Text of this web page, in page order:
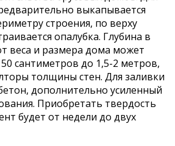
выкапывается
строения, по верху
опалубка. Глубина в
веса и размера дома может
50 сантиметров до 1,5-2 метров,
толщины стен. Для заливки
дополнительно усиленный
Приобретать твердость
будет от недели до двух